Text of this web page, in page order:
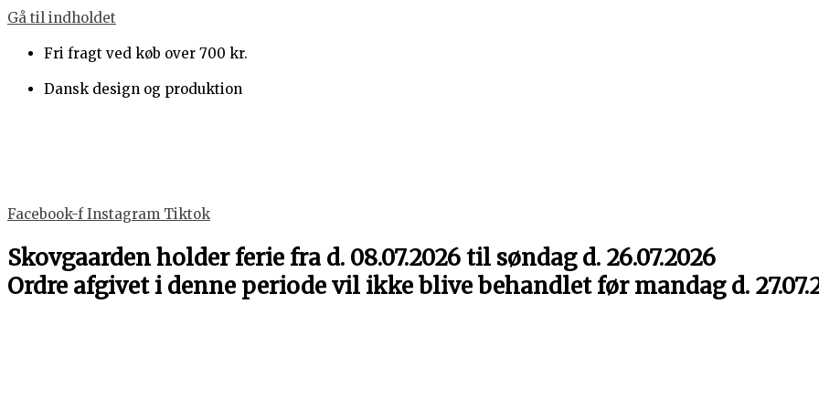
Gå til indholdet
Fri fragt ved køb over 700 kr.
Dansk design og produktion
Facebook-f Instagram Tiktok
Skovgaarden holder ferie fra d. 08.07.2026 til søndag d. 26.07.2026
Ordre afgivet i denne periode vil ikke blive behandlet før mandag d.